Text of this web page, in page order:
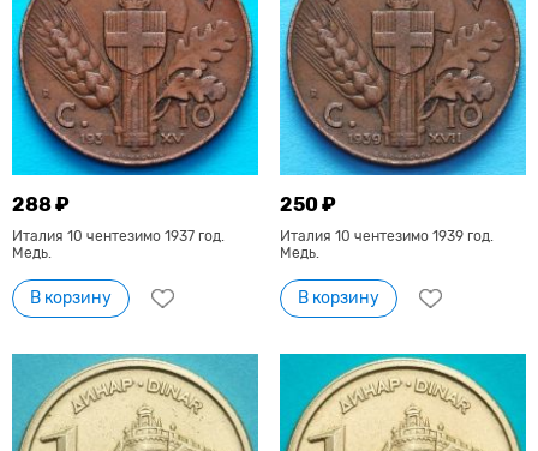
288 ₽
Италия 10 чентезимо 1937 год.
Медь.
В корзину
250 ₽
Италия 10 чентезимо 1939 год.
Медь.
В корзину